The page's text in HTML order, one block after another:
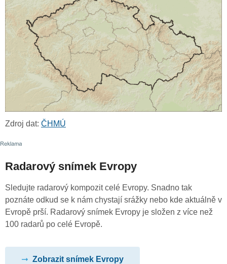
Zdroj dat: ČHMÚ
Radarový snímek Evropy
Sledujte radarový kompozit celé Evropy. Snadno tak
poznáte odkud se k nám chystají srážky nebo kde aktuálně v
Evropě prší. Radarový snímek Evropy je složen z více než
100 radarů po celé Evropě.
Zobrazit snímek Evropy